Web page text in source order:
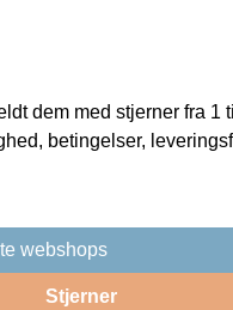
dem med stjerner fra 1
betingelser,
webshops
Stjerner